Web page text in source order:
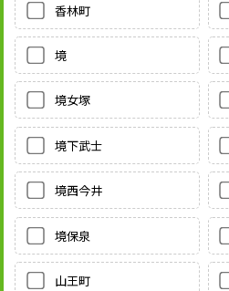
香林町
境
境女塚
境下武士
境西今井
境保泉
山王町